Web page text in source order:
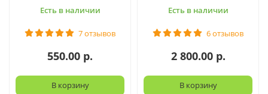
Есть в наличии
7 отзывов
550.00 р.
В корзину
Есть в наличии
6 отзывов
2 800.00 р.
В корзину